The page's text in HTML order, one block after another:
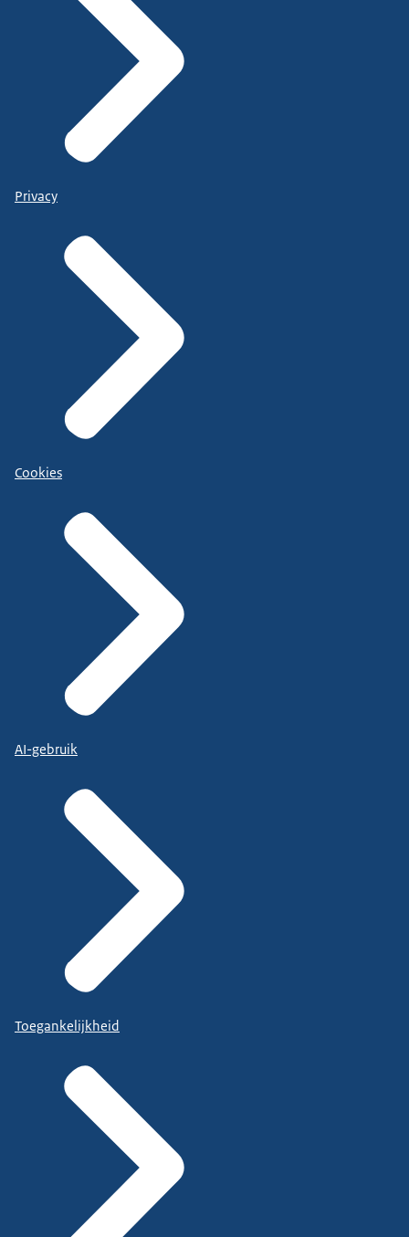
Privacy
Cookies
AI-gebruik
Toegankelijkheid